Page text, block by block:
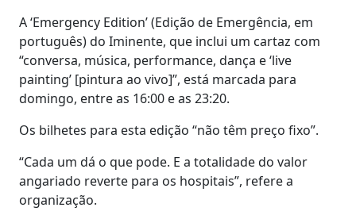
A ‘Emergency Edition’ (Edição de Emergência, em
português) do Iminente, que inclui um cartaz com
“conversa, música, performance, dança e ‘live
painting’ [pintura ao vivo]”, está marcada para
domingo, entre as 16:00 e as 23:20.
Os bilhetes para esta edição “não têm preço fixo”.
“Cada um dá o que pode. E a totalidade do valor
angariado reverte para os hospitais”, refere a
organização.